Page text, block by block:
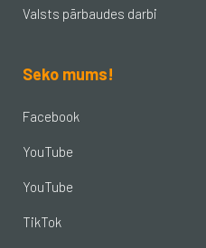
Valsts pārbaudes darbi
Seko mums!
Facebook
YouTube
YouTube
TikTok